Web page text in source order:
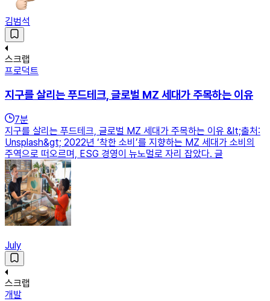
김범석
스크랩
프로덕트
지구를 살리는 푸드테크, 글로벌 MZ 세대가 주목하는 이유
7분
지구를 살리는 푸드테크, 글로벌 MZ 세대가 주목하는 이유 &lt;출처:
Unsplash&gt; 2022년 ‘착한 소비’를 지향하는 MZ 세대가 소비의
주역으로 떠오르며, ESG 경영이 뉴노멀로 자리 잡았다. 글
July
스크랩
개발